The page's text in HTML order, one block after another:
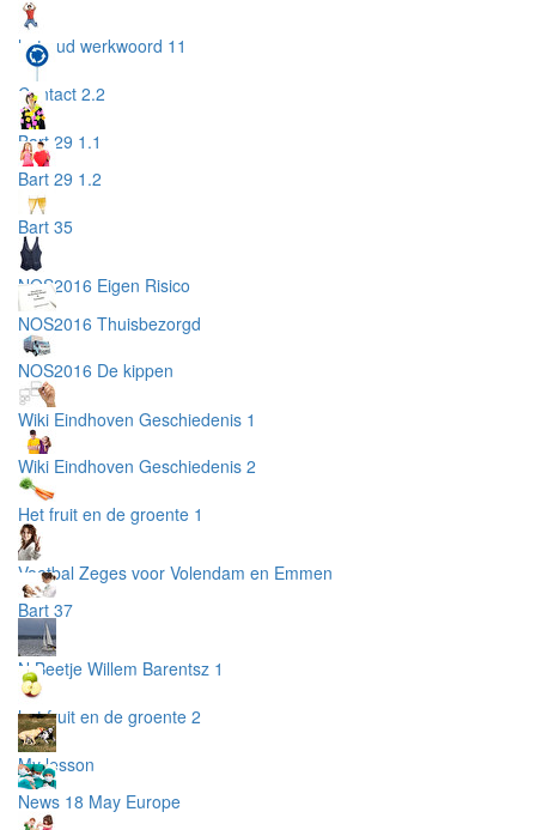
het oud werkwoord 11
Contact 2.2
Bart 29 1.1
Bart 29 1.2
Bart 35
NOS2016 Eigen Risico
NOS2016 Thuisbezorgd
NOS2016 De kippen
Wiki Eindhoven Geschiedenis 1
Wiki Eindhoven Geschiedenis 2
Het fruit en de groente 1
Voetbal Zeges voor Volendam en Emmen
Bart 37
N Beetje Willem Barentsz 1
het fruit en de groente 2
My lesson
News 18 May Europe